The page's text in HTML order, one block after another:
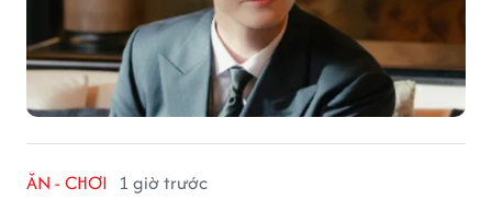
ĂN - CHƠI 1 giờ trước